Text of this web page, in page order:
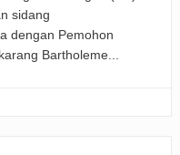
sidang
dengan Pemohon
Bartholeme...